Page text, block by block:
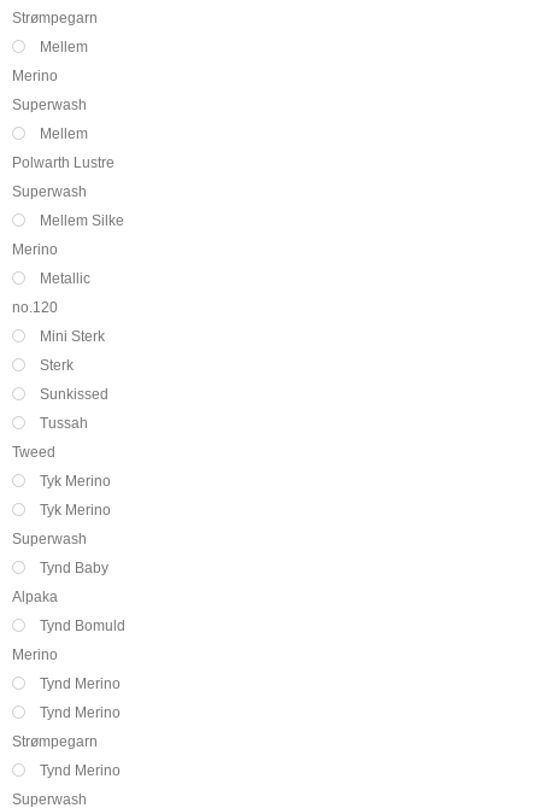
Strømpegarn
Mellem
Merino
Superwash
Mellem
Polwarth Lustre
Superwash
Mellem Silke
Merino
Metallic
no.120
Mini Sterk
Sterk
Sunkissed
Tussah
Tweed
Tyk Merino
Tyk Merino
Superwash
Tynd Baby
Alpaka
Tynd Bomuld
Merino
Tynd Merino
Tynd Merino
Strømpegarn
Tynd Merino
Superwash